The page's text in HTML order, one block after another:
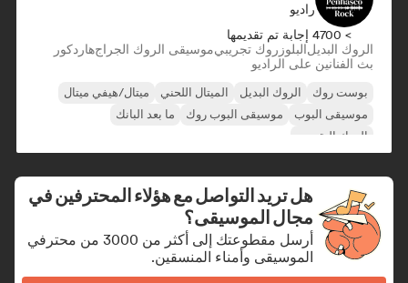
راديو
> 4700 إجابة تم تقديمها
الروك البديلالبلوز روك تجريبيموسيقى الروك الجراجهاردكور
بث الفنانين على الراديو
بوست روك الروك البديل الميتال اللحني
ميتال/هيفي ميتال
موسيقى البوب
موسيقى البوب روك
ما بعد البانك
الروك التقدمي
هل تريد التواصل مع هؤلاء المحترفين في
مجال الموسيقى؟
أرسل مقطوعتك إلى أكثر من 3000 من محترفي
الموسيقى وأمناء المنسقين.